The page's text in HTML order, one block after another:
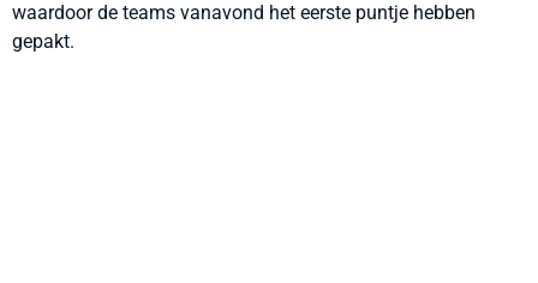
waardoor de teams vanavond het eerste puntje hebben
gepakt.